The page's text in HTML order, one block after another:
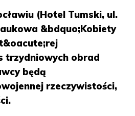
(Hotel Tumski, ul.
&bdquo;Kobiety
trzydniowych obrad
będą
rzeczywistości,